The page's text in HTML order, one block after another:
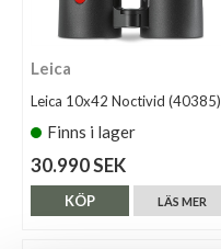
Leica
Leica 10x42 Noctivid (40385)
Finns i lager
30.990 SEK
LÄS MER
KÖP